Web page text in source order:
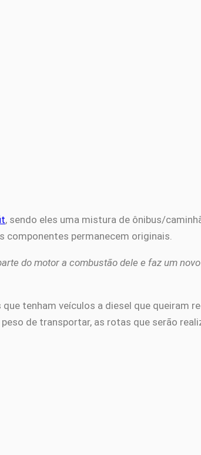
, sendo eles uma mistura de ônibus/
permanecem originais.
do motor a combustão dele e faz um
tenham veículos a diesel que queiram
de transportar, as rotas que serão